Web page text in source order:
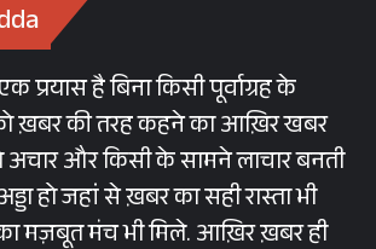
प्रयास है बिना किसी पूर्वाग्रह के
ख़बर की तरह कहने का आख़िर खबर
और किसी के सामने लाचार बनती
हो जहां से ख़बर का सही रास्ता भी
मज़बूत मंच भी मिले. आख़िर ख़बर ही